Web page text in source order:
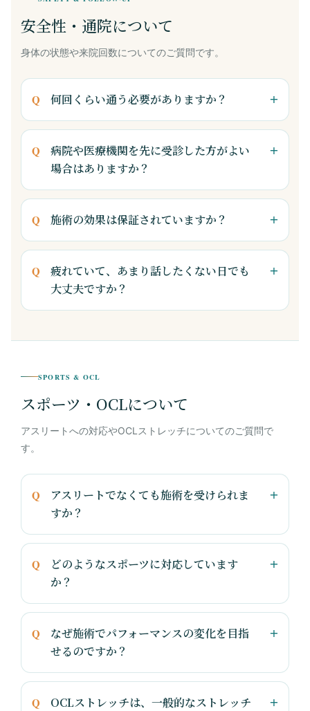
安全性・通院について
身体の状態や来院回数についてのご質問です。
何回くらい通う必要がありますか？
病院や医療機関を先に受診した方がよい
場合はありますか？
施術の効果は保証されていますか？
疲れていて、あまり話したくない日でも
大丈夫ですか？
SPORTS & OCL
スポーツ・OCLについて
アスリートへの対応やOCLストレッチについてのご質問で
す。
アスリートでなくても施術を受けられま
すか？
どのようなスポーツに対応しています
か？
なぜ施術でパフォーマンスの変化を目指
せるのですか？
OCLストレッチは、一般的なストレッチ